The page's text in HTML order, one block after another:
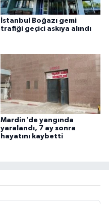
İstanbul Boğazı gemi
trafiği geçici askıya alındı
Mardin'de yangında
yaralandı, 7 ay sonra
hayatını kaybetti